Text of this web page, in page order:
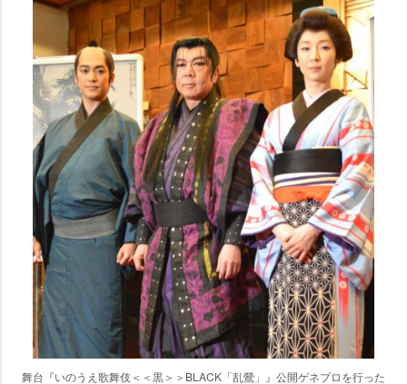
舞台『いのうえ歌舞伎＜＜黒＞＞BLACK「乱鶯」』公開ゲネプロを行った